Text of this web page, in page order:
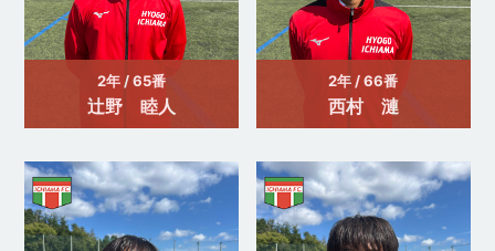
2年 / 65番
辻野 睦人
2年 / 66番
西村 漣